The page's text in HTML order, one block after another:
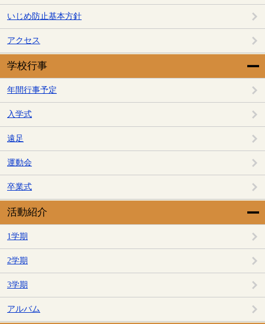
いじめ防止基本方針
アクセス
学校行事
年間行事予定
入学式
遠足
運動会
卒業式
活動紹介
1学期
2学期
3学期
アルバム